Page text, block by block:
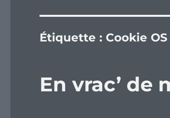
Étiquette : Cookie OS
En vrac’ de